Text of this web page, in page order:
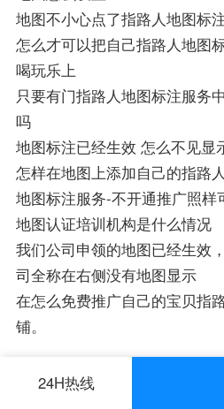
地图不小心点了指路人地图标
怎么才可以把自己指路人地图
喝玩乐上
只要有门指路人地图标注服务
吗
地图标注已经生效 怎么不见显
怎样在地图上添加自己的指路
地图标注服务-不开通推广照样
地图认证培训机构是什么情况
我们公司申领的地图已经生效
司全称在右侧没有地图显示
在怎么免费推广自己的宝贝指
铺。
24H热线